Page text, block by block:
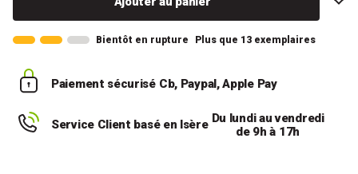
Bientôt en rupture Plus que 13 exemplaires
Paiement sécurisé Cb, Paypal, Apple Pay
Service Client basé en Isère Du lundi au vendredi
de 9h à 17h